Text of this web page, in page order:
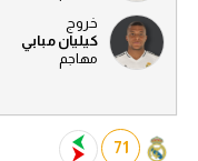
خروج
كيليان مبابي
مهاجم
71